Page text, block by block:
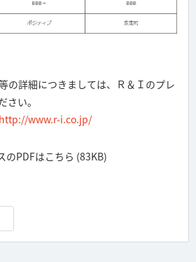
の詳細につきましては、Ｒ＆Ｉのプレ
さい。
http://www.r-i.co.jp/
のPDFはこちら (83KB)